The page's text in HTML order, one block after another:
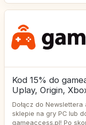
Kod 15% do
Uplay, Origin,
Dołącz do
sklepie na gry PC lub
gameaccess.pl! Po